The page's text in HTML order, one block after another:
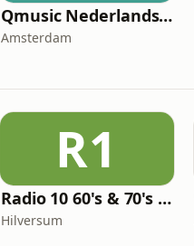
Qmusic Nederlandstalig
Amsterdam
R1
Radio 10 60's & 70's Hits
Hilversum